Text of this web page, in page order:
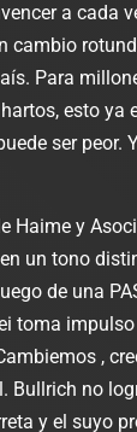
a cada
cambio
Para
esto ya
ser peor.
Haime y
un tono
de una
toma
,
Bullrich no
y el suyo